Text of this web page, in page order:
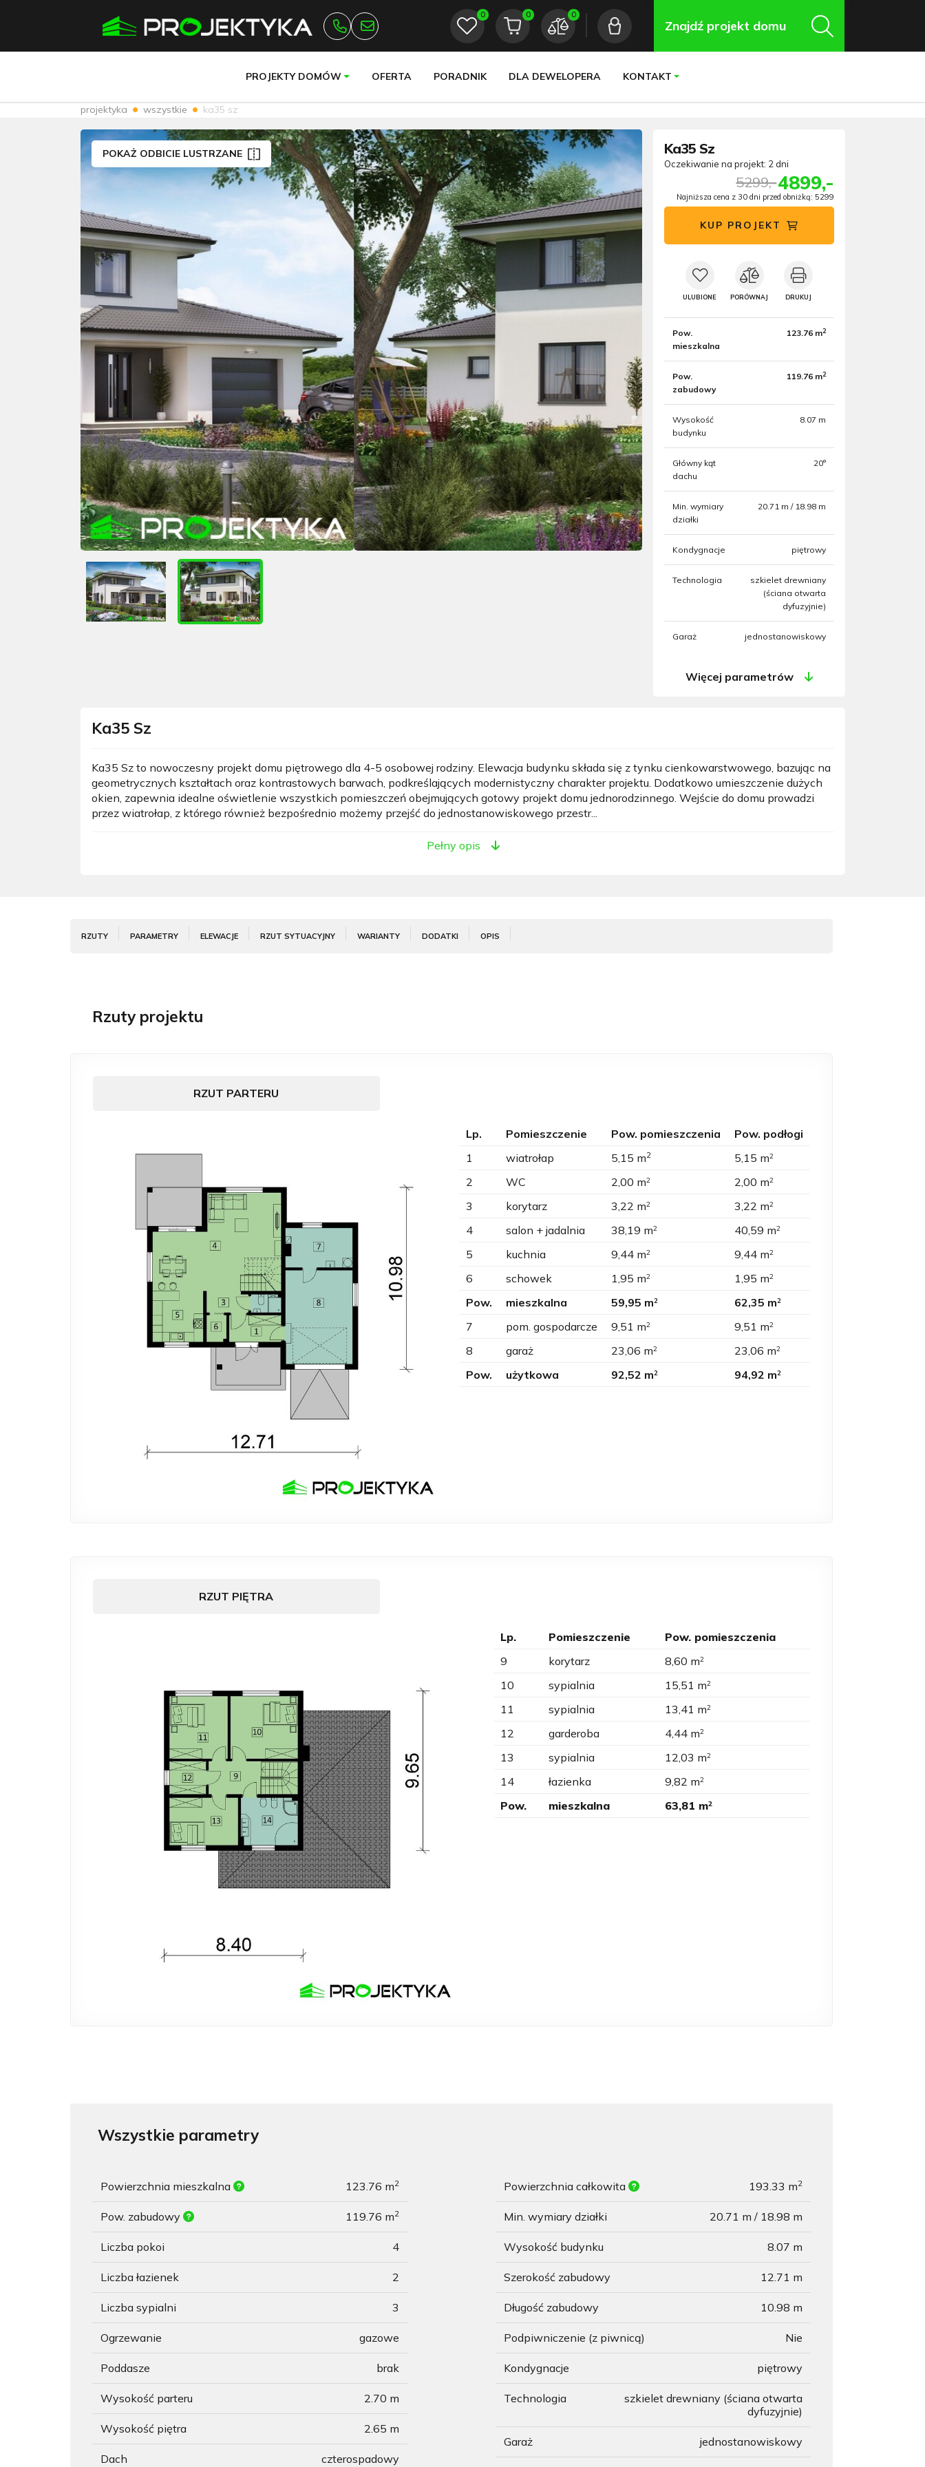
0 0 0
PROJEKTY DOMÓW OFERTA PORADNIK DLA DEWELOPERA KONTAKT
Znajdź projekt domu
projektyka wszystkie ka35 sz
Ka35 Sz
Ka35 Sz to nowoczesny projekt domu piętrowego dla 4-5 osobowej rodziny. Elewacja budynku składa się z tynku cienkowarstwowego, bazując na
geometrycznych kształtach oraz kontrastowych barwach, podkreślających modernistyczny charakter projektu. Dodatkowo umieszczenie dużych
okien, zapewnia idealne oświetlenie wszystkich pomieszczeń obejmujących gotowy projekt domu jednorodzinnego. Wejście do domu prowadzi
przez wiatrołap, z którego również bezpośrednio możemy przejść do jednostanowiskowego przestr...
Pełny opis
POKAŻ ODBICIE LUSTRZANE Ka35 Sz
Oczekiwanie na projekt: 2 dni
4899,-
5299,-
Najniższa cena z 30 dni przed obniżką: 5299
KUP PROJEKT
ULUBIONE PORÓWNAJ DRUKUJ
Pow.
mieszkalna
123.76 m2
Pow.
zabudowy
119.76 m2
Wysokość
budynku
8.07 m
Główny kąt
dachu
20°
Min. wymiary
działki
20.71 m / 18.98 m
Kondygnacje piętrowy
Technologia
szkielet drewniany
(ściana otwarta
dyfuzyjnie)
Garaż jednostanowiskowy
Więcej parametrów
RZUTY PARAMETRY ELEWACJE RZUT SYTUACYJNY WARIANTY DODATKI OPIS
Rzuty projektu
RZUT PARTERU
Lp. Pomieszczenie Pow. pomieszczenia
Pow. podłogi
1
wiatrołap 5,15 m2 5,15 m2
2 WC 2,00 m2 2,00 m2
3 korytarz 3,22 m2 3,22 m2
4 salon + jadalnia 38,19 m2 40,59 m2
5 kuchnia 9,44 m2 9,44 m2
6 schowek 1,95 m2 1,95 m2
Pow. mieszkalna 59,95 m2 62,35 m2
7 pom. gospodarcze 9,51 m2 9,51 m2
8 garaż 23,06 m2 23,06 m2
Pow. użytkowa 92,52 m2 94,92 m2
RZUT PIĘTRA
Lp. Pomieszczenie
Pow. pomieszczenia
9
korytarz 8,60 m2
10 sypialnia 15,51 m2
11 sypialnia 13,41 m2
12 garderoba 4,44 m2
13 sypialnia 12,03 m2
14 łazienka 9,82 m2
Pow. mieszkalna 63,81 m2
Wszystkie parametry
Powierzchnia mieszkalna 123.76 m2
Pow. zabudowy 119.76 m2
Liczba pokoi 4
Liczba łazienek 2
Liczba sypialni 3
Ogrzewanie gazowe
Poddasze brak
Wysokość parteru 2.70 m
Wysokość piętra 2.65 m
Dach czterospadowy
Powierzchnia całkowita 193.33 m2
Min. wymiary działki 20.71 m / 18.98 m
Wysokość budynku 8.07 m
Szerokość zabudowy 12.71 m
Długość zabudowy 10.98 m
Podpiwniczenie (z piwnicą) Nie
Kondygnacje piętrowy
Technologia
szkielet drewniany (ściana otwarta
dyfuzyjnie)
Garaż jednostanowiskowy